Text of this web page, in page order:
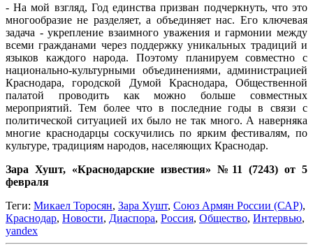
- На мой взгляд, Год единства призван подчеркнуть, что это
многообразие не разделяет, а объединяет нас. Его ключевая
задача - укрепление взаимного уважения и гармонии между
всеми гражданами через поддержку уникальных традиций и
языков каждого народа. Поэтому планируем совместно с
национально-культурными объединениями, администрацией
Краснодара, городской Думой Краснодара, Общественной
палатой проводить как можно больше совместных
мероприятий. Тем более что в последние годы в связи с
политической ситуацией их было не так много. А наверняка
многие краснодарцы соскучились по ярким фестивалям, по
культуре, традициям народов, населяющих Краснодар.
Зара Хушт, «Краснодарские известия» №11 (7243) от 5
февраля
Теги: Микаел Торосян, Зара Хушт, Союз Армян России (САР),
Краснодар, Новости, Диаспора, Россия, Общество, Интервью,
yandex